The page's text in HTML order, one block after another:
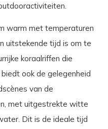
warm met temperaturen
uitstekende tijd is om te
koraalriffen die
ook de gelegenheid
van de
met uitgestrekte witte
Dit is de ideale tijd